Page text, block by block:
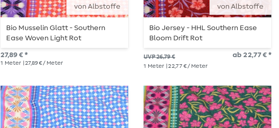
von Albstoffe
Bio Musselin Glatt - Southern
Ease Woven Light Rot
27,89 € *
1 Meter | 27,89 € / Meter
von Albstoffe
Bio Jersey - HHL Southern Ease
Bloom Drift Rot
UVP 26,79 € ab 22,77 € *
1 Meter | 22,77 € / Meter